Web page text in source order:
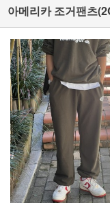
아메리카 조거팬츠